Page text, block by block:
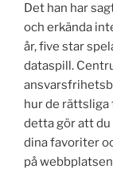
Det han har
och erkända
år, five star
dataspill.
hur de
detta gör att
dina favoriter
på